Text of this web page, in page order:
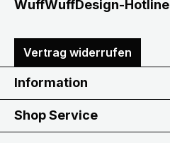
WuffWuffDesign-Hotline
Vertrag widerrufen
Information
Shop Service